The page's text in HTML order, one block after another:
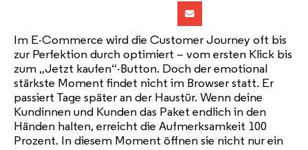
Im E-Commerce wird die Customer Journey oft bis
zur Perfektion durch optimiert – vom ersten Klick bis
zum „Jetzt kaufen“-Button. Doch der emotional
stärkste Moment findet nicht im Browser statt. Er
passiert Tage später an der Haustür. Wenn deine
Kundinnen und Kunden das Paket endlich in den
Händen halten, erreicht die Aufmerksamkeit 100
Prozent. In diesem Moment öffnen sie nicht nur ein